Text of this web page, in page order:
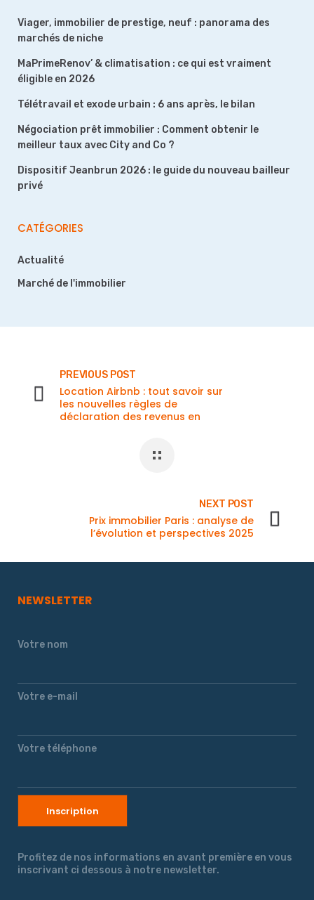
Viager, immobilier de prestige, neuf : panorama des
marchés de niche
MaPrimeRenov’ & climatisation : ce qui est vraiment
éligible en 2026
Télétravail et exode urbain : 6 ans après, le bilan
Négociation prêt immobilier : Comment obtenir le
meilleur taux avec City and Co ?
Dispositif Jeanbrun 2026 : le guide du nouveau bailleur
privé
CATÉGORIES
Actualité
Marché de l'immobilier
PREVIOUS POST
Location Airbnb : tout savoir sur
les nouvelles règles de
déclaration des revenus en
NEXT POST
Prix immobilier Paris : analyse de
l’évolution et perspectives 2025
NEWSLETTER
Votre nom
Votre e-mail
Votre téléphone
Profitez de nos informations en avant première en vous
inscrivant ci dessous à notre newsletter.